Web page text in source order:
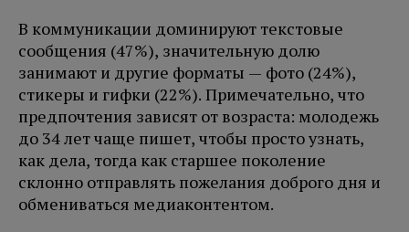
В коммуникации доминируют текстовые
сообщения (47%), значительную долю
занимают и другие форматы — фото (24%),
стикеры и гифки (22%). Примечательно, что
предпочтения зависят от возраста: молодежь
до 34 лет чаще пишет, чтобы просто узнать,
как дела, тогда как старшее поколение
склонно отправлять пожелания доброго дня и
обмениваться медиаконтентом.